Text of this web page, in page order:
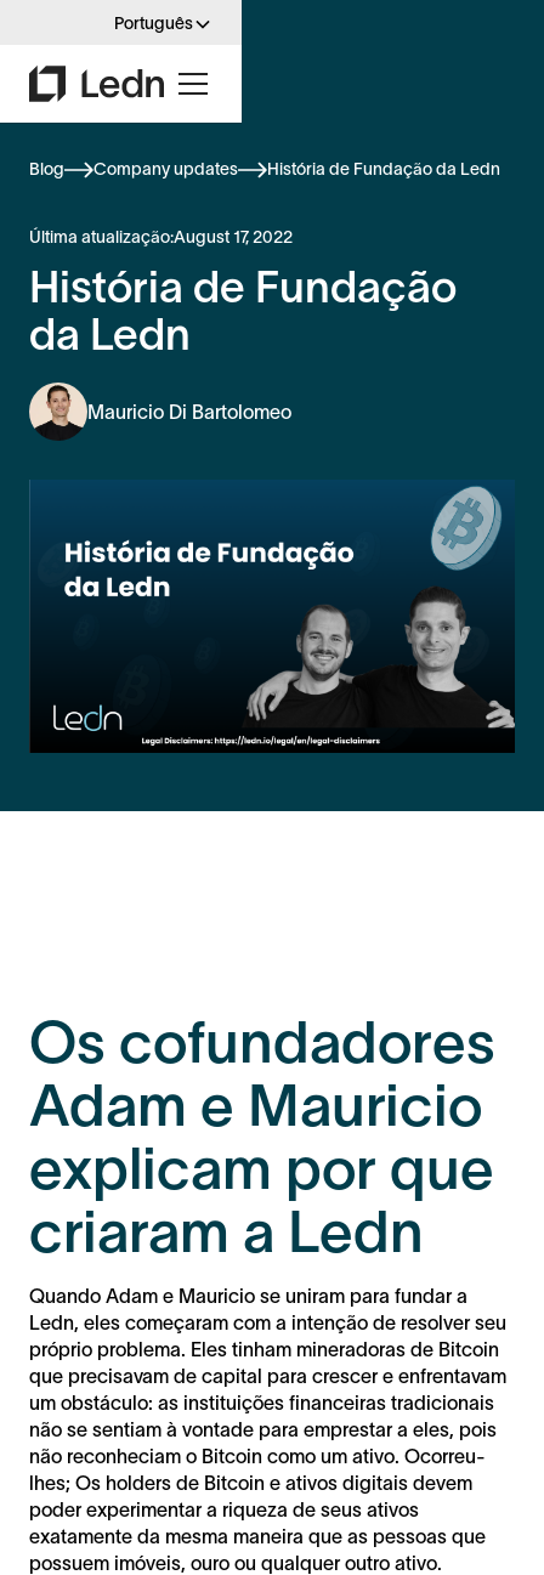
Português
Blog Company updates História de Fundação da Ledn
Última atualização:August 17, 2022
História de Fundação
da Ledn
Mauricio Di Bartolomeo
Os cofundadores
Adam e Mauricio
explicam por que
criaram a Ledn
Quando Adam e Mauricio se uniram para fundar a
Ledn, eles começaram com a intenção de resolver seu
próprio problema. Eles tinham mineradoras de Bitcoin
que precisavam de capital para crescer e enfrentavam
um obstáculo: as instituições financeiras tradicionais
não se sentiam à vontade para emprestar a eles, pois
não reconheciam o Bitcoin como um ativo. Ocorreu-
lhes; Os holders de Bitcoin e ativos digitais devem
poder experimentar a riqueza de seus ativos
exatamente da mesma maneira que as pessoas que
possuem imóveis, ouro ou qualquer outro ativo.